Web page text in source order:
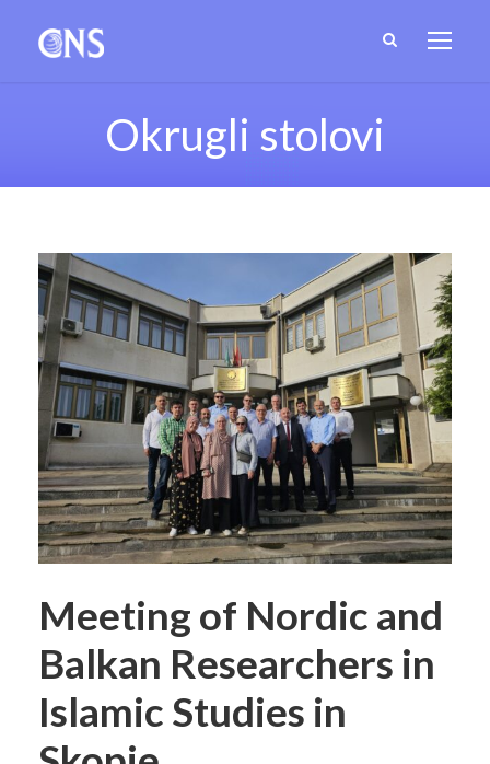
Okrugli stolovi
Meeting of Nordic and
Balkan Researchers in
Islamic Studies in